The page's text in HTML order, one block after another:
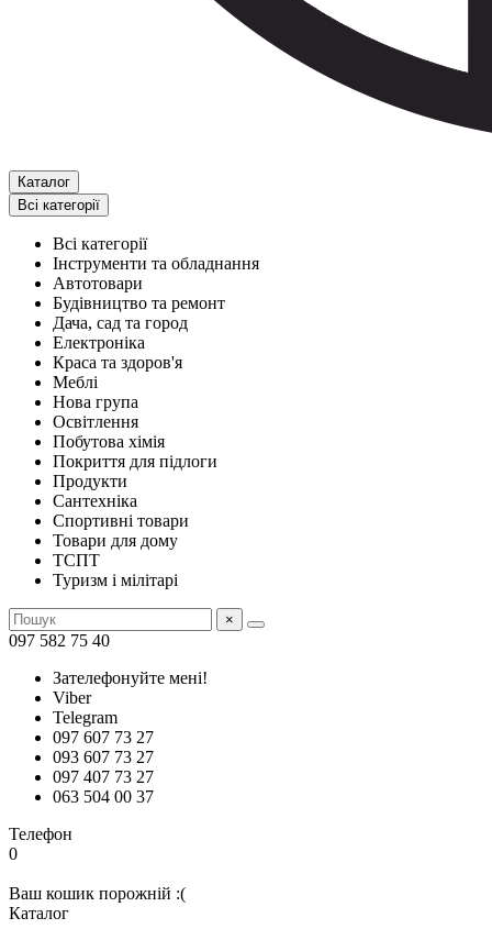
Каталог
Всі категорії
Всі категорії
Інструменти та обладнання
Автотовари
Будівництво та ремонт
Дача, сад та город
Електроніка
Краса та здоров'я
Меблі
Нова група
Освітлення
Побутова хімія
Покриття для підлоги
Продукти
Сантехніка
Спортивні товари
Товари для дому
ТСПТ
Туризм і мілітарі
×
097 582 75 40
Зателефонуйте мені!
Viber
Telegram
097 607 73 27
093 607 73 27
097 407 73 27
063 504 00 37
Телефон
0
Ваш кошик порожній :(
Каталог